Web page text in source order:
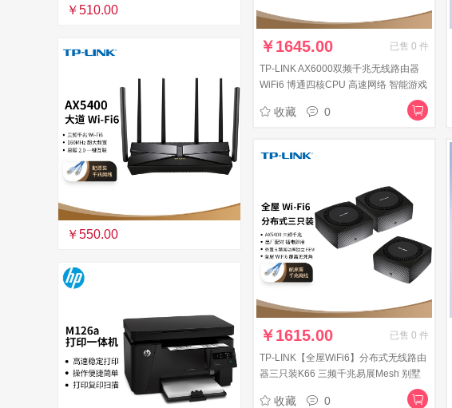
￥510.00
￥550.00
￥1645.00 已售 0 件
TP-LINK AX6000双频千兆无线路由器
WiFi6 博通四核CPU 高速网络 智能游戏
收藏 0
￥1615.00 已售 0 件
TP-LINK【全屋WiFi6】分布式无线路由
器三只装K66 三频千兆易展Mesh 别墅
收藏 0